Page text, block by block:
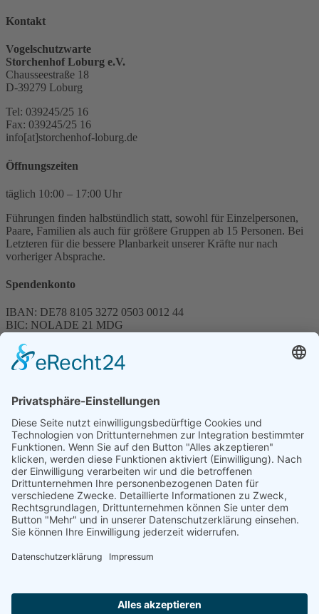
Kontakt
Vogelschutzwarte
Storchenhof Loburg e.V.
Chausseestraße 18
D-39279 Loburg
Tel: 039245/25 16
Fax: 039245/25 16
info[at]storchenhof-loburg.de
Öffnungszeiten
täglich 10:00 – 17:00 Uhr
Führungen finden halbstündlich statt, sowohl für Einzelpersonen,
Paare, Familien als auch für größere Gruppen ab 15 Personen. Bei
Letzteren für die bessere Planbarkeit unserer Kräfte nur nach
vorheriger Absprache.
Spendenkonto
IBAN: DE78 8105 3272 0503 0012 44
BIC: NOLADE 21 MDG
Spenden können steuerlich abgesetzt werden
Förderung
© 1987 – 2025
Storchenhof Loburg e.V.
Alle Rechte vorbehalten.
Cookie-Einstellungen
Navigation überspringen
Impressum
Haftungsausschluss